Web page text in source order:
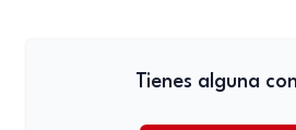
Tienes alguna